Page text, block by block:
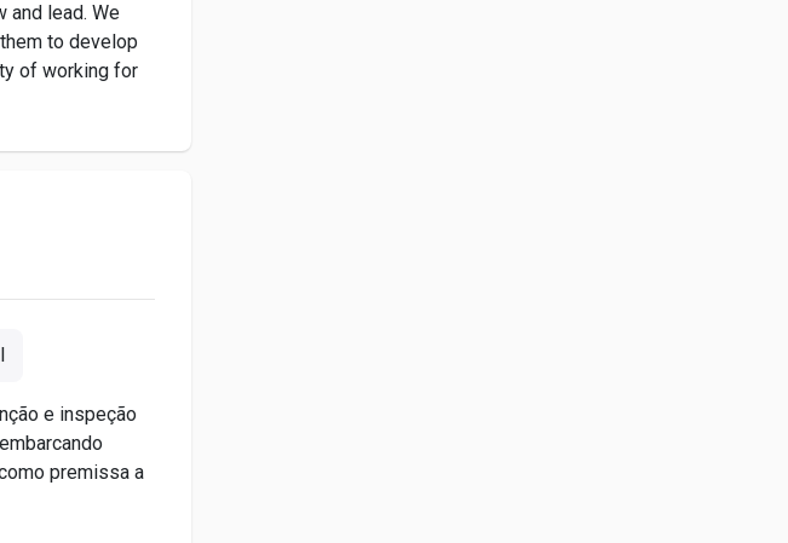
and lead. We
to develop
of working for
e inspeção
premissa a